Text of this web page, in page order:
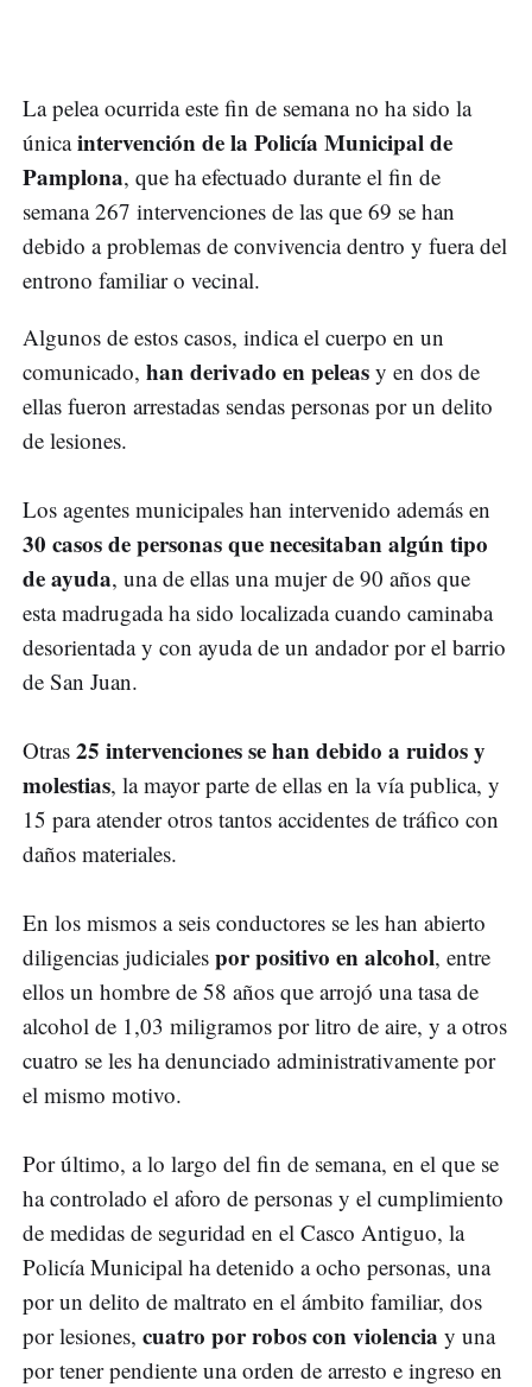
La pelea ocurrida este fin de semana no ha sido la
únicaintervención de la Policía Municipal de
Pamplona, que ha efectuado durante el fin de
semana 267 intervenciones de las que 69 se han
debido a problemas de convivencia dentro y fuera del
entrono familiar o vecinal.
Algunos de estos casos, indica el cuerpo en un
comunicado, han derivado en peleas y en dos de
ellas fueron arrestadas sendas personas por un delito
de lesiones.
Los agentes municipales han intervenido además en
30 casos de personas que necesitaban algún tipo
de ayuda, una de ellas una mujer de 90 años que
esta madrugada ha sido localizada cuando caminaba
desorientada y con ayuda de un andador por el barrio
de San Juan.
Otras 25 intervenciones se han debido a ruidos y
molestias, la mayor parte de ellas en la vía publica, y
15 para atender otros tantos accidentes de tráfico con
daños materiales.
En los mismos a seis conductores se les han abierto
diligencias judiciales por positivo en alcohol, entre
ellos un hombre de 58 años que arrojó una tasa de
alcohol de 1,03 miligramos por litro de aire, y a otros
cuatro se les ha denunciado administrativamente por
el mismo motivo.
Por último, a lo largo del fin de semana, en el que se
ha controlado el aforo de personas y el cumplimiento
de medidas de seguridad en el Casco Antiguo, la
Policía Municipal ha detenido a ocho personas, una
por un delito de maltrato en el ámbito familiar, dos
por lesiones, cuatro por robos con violencia y una
por tener pendiente una orden de arresto e ingreso en